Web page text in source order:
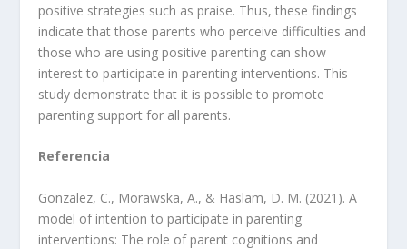
positive strategies such as praise. Thus, these findings
indicate that those parents who perceive difficulties and
those who are using positive parenting can show
interest to participate in parenting interventions. This
study demonstrate that it is possible to promote
parenting support for all parents.
Referencia
Gonzalez, C., Morawska, A., & Haslam, D. M. (2021). A
model of intention to participate in parenting
interventions: The role of parent cognitions and